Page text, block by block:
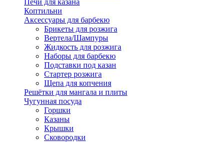
Печи для казана
Коптильни
Аксессуары для барбекю
Брикеты для розжига
Вертела/Шампуры
Жидкость для розжига
Наборы для барбекю
Подставки под казан
Стартер розжига
Щепа для копчения
Решётки для мангала и плиты
Чугунная посуда
Горшки
Казаны
Крышки
Сковородки